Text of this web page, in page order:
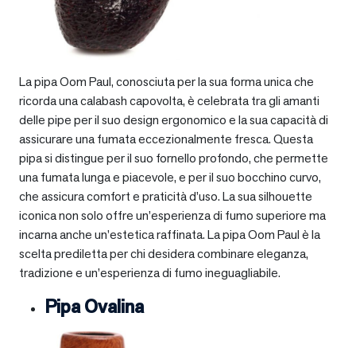
La pipa Oom Paul, conosciuta per la sua forma unica che
ricorda una calabash capovolta, è celebrata tra gli amanti
delle pipe per il suo design ergonomico e la sua capacità di
assicurare una fumata eccezionalmente fresca. Questa
pipa si distingue per il suo fornello profondo, che permette
una fumata lunga e piacevole, e per il suo bocchino curvo,
che assicura comfort e praticità d’uso. La sua silhouette
iconica non solo offre un’esperienza di fumo superiore ma
incarna anche un’estetica raffinata. La pipa Oom Paul è la
scelta prediletta per chi desidera combinare eleganza,
tradizione e un’esperienza di fumo ineguagliabile.
Pipa Ovalina